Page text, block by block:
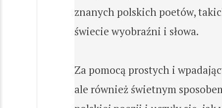
znanych polskich poetów,
świecie wyobraźni i słowa.
Za pomocą prostych i
ale również świetnym